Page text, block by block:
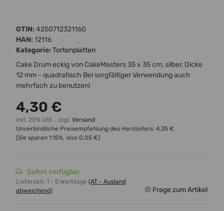
GTIN: 4250712321160
HAN: 12116
Kategorie: Tortenplatten
Cake Drum eckig von CakeMasters 35 x 35 cm, silber, Dicke
12 mm - quadratisch Bei sorgfältiger Verwendung auch
mehrfach zu benutzen!
4,30 €
inkl. 20% USt. , zzgl. Versand
Unverbindliche Preisempfehlung des Herstellers: 4,35 €
(Sie sparen 1.15%, also 0,05 €)
Sofort verfügbar
Lieferzeit: 1 - 5 Werktage (AT - Ausland
abweichend)
Frage zum Artikel